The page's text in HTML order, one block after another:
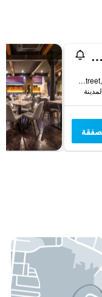
هايوود البوتيكي
38 Turner Street, Northern Quarter, مانشستر, المملكة المتحدة